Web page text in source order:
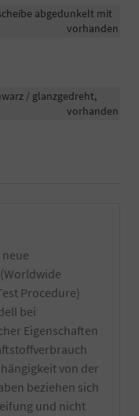
abgedunkelt mit
vorhanden
/ glanzgedreht,
vorhanden
Procedure)
bei
Eigenschaften
von der
beziehen sich
und nicht